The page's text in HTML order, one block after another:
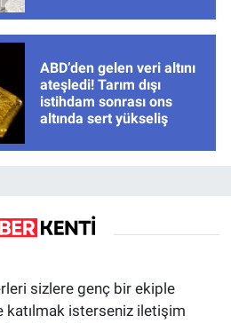
ABD’den gelen veri altını
ateşledi! Tarım dışı
istihdam sonrası ons
altında sert yükseliş
sizlere genç bir ekiple
katılmak isterseniz iletişim